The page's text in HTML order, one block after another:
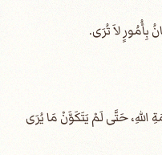
اللهِ، حَتَّى لَمْ يَتَكَوَّنْ مَا يُرَى